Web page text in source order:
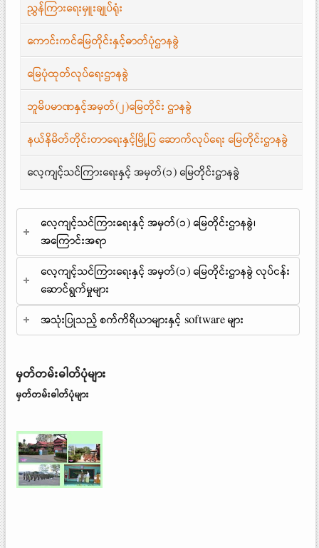
ညွှန်ကြားရေးမှူးချုပ်ရုံး
ကောင်းကင်မြေတိုင်းနှင့်ဓာတ်ပုံဌာနခွဲ
မြေပုံထုတ်လုပ်ရေးဌာနခွဲ
ဘူမိပမာဏနှင့်အမှတ်(၂)မြေတိုင်း ဌာနခွဲ
နယ်နိမိတ်တိုင်းတာရေးနှင့်မြို့ပြ ဆောက်လုပ်ရေး မြေတိုင်းဌာနခွဲ
လေ့ကျင့်သင်ကြားရေးနှင့် အမှတ်(၁) မြေတိုင်းဌာနခွဲ
လေ့ကျင့်သင်ကြားရေးနှင့် အမှတ်(၁) မြေတိုင်းဌာနခွဲ၊
အကြောင်းအရာ
လေ့ကျင့်သင်ကြားရေးနှင့် အမှတ်(၁) မြေတိုင်းဌာနခွဲ လုပ်ငန်း
ဆောင်ရွက်မှုများ
အသုံးပြုသည့် စက်ကိရိယာများနှင့် software များ
မှတ်တမ်းဓါတ်ပုံများ
မှတ်တမ်းဓါတ်ပုံများ